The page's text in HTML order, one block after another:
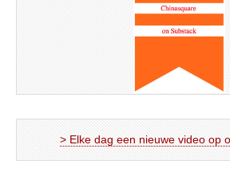
> Elke dag een nieuwe video op